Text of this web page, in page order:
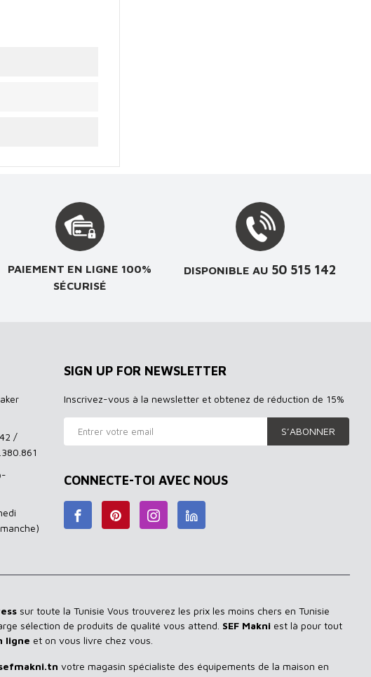
PAIEMENT EN LIGNE 100%
SÉCURISÉ
DISPONIBLE AU 50 515 142
/
SIGN UP FOR NEWSLETTER
Inscrivez-vous à la newsletter et obtenez de réduction de 15%
S’ABONNER
CONNECTE-TOI AVEC NOUS
sur toute la Tunisie Vous trouverez les prix les moins chers en Tunisie
sélection de produits de qualité vous attend. SEF Makni est là pour tout
ligne et on vous livre chez vous.
votre magasin spécialiste des équipements de la maison en